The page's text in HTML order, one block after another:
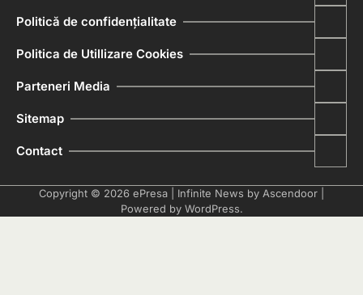
Politică de confidențialitate
Politica de Utillizare Cookies
Parteneri Media
Sitemap
Contact
Copyright © 2026 ePresa | Infinite News by Ascendoor
Powered by WordPress.